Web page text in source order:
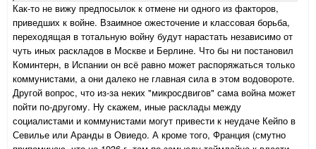
Как-то не вижу предпосылок к отмене ни одного из факторов,
приведших к войне. Взаимное ожесточение и классовая борьба,
переходящая в тотальную войну будут нарастать независимо от
чуть иных раскладов в Москве и Берлине. Что бы ни постановил
Коминтерн, в Испании он всё равно может распоряжаться только
коммунистами, а они далеко не главная сила в этом водовороте.
Другой вопрос, что из-за неких "микросдвигов" сама война может
пойти по-другому. Ну скажем, иные расклады между
социалистами и коммунистами могут привести к неудаче Кейпо в
Севилье или Аранды в Овиедо. А кроме того, Франция (смутно